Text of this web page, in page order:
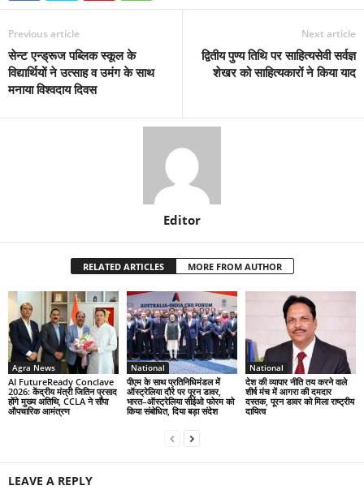
Previous article
सेन्ट एन्ड्रूज पब्लिक स्कूल के
विद्यार्थियों ने उत्साह व उमंग के साथ
मनाया विश्वदाय दिवस
Next article
द्वितीय पुण्य तिथि पर साहित्यसेवी सर्वज्ञ
शेखर को साहित्यकारों ने किया याद
Editor
RELATED ARTICLES MORE FROM AUTHOR
Agra News
AI FutureReady Conclave
2026: केंद्रीय मंत्री जितिन प्रसाद
होंगे मुख्य अतिथि, CCLA ने सौंपा
औपचारिक आमंत्रण
National
पीएम के साथ प्रतिनिधिमंडल में
ऑस्ट्रेलिया दौरे पर पूरन डावर,
भारत–ऑस्ट्रेलिया सीईओ फोरम को
किया संबोधित, दिया बड़ा संदेश
National
देश की व्यापार नीति तय करने वाले
शीर्ष मंच में आगरा की दमदार
दस्तक, पूरन डावर को मिला राष्ट्रीय
दायित्व
LEAVE A REPLY